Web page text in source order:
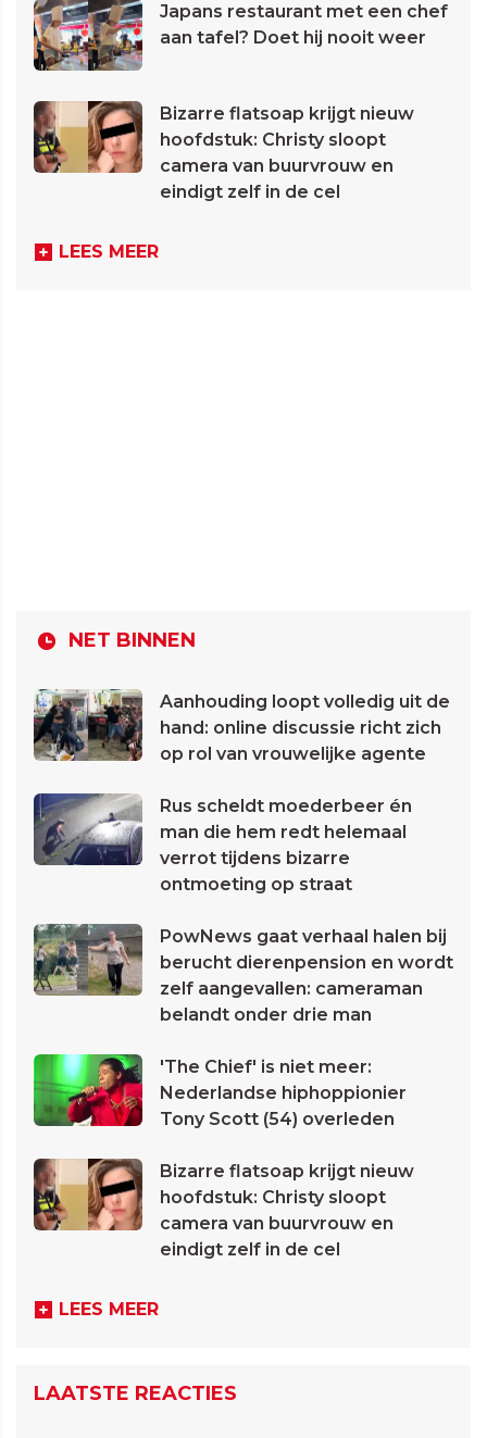
Japans restaurant met een chef
aan tafel? Doet hij nooit weer
Bizarre flatsoap krijgt nieuw
hoofdstuk: Christy sloopt
camera van buurvrouw en
eindigt zelf in de cel
LEES MEER
NET BINNEN
Aanhouding loopt volledig uit de
hand: online discussie richt zich
op rol van vrouwelijke agente
Rus scheldt moederbeer én
man die hem redt helemaal
verrot tijdens bizarre
ontmoeting op straat
PowNews gaat verhaal halen bij
berucht dierenpension en wordt
zelf aangevallen: cameraman
belandt onder drie man
'The Chief' is niet meer:
Nederlandse hiphoppionier
Tony Scott (54) overleden
Bizarre flatsoap krijgt nieuw
hoofdstuk: Christy sloopt
camera van buurvrouw en
eindigt zelf in de cel
LEES MEER
LAATSTE REACTIES